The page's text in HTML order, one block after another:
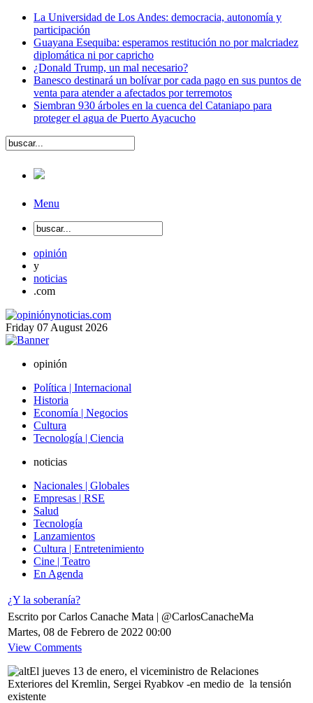
La Universidad de Los Andes: democracia, autonomía y
participación
Guayana Esequiba: esperamos restitución no por malcriadez
diplomática ni por capricho
¿Donald Trump, un mal necesario?
Banesco destinará un bolívar por cada pago en sus puntos de
venta para atender a afectados por terremotos
Siembran 930 árboles en la cuenca del Cataniapo para
proteger el agua de Puerto Ayacucho
Menu
opinión
y
noticias
.com
Friday 07 August 2026
opinión
Política | Internacional
Historia
Economía | Negocios
Cultura
Tecnología | Ciencia
noticias
Nacionales | Globales
Empresas | RSE
Salud
Tecnología
Lanzamientos
Cultura | Entretenimiento
Cine | Teatro
En Agenda
¿Y la soberanía?
Escrito por Carlos Canache Mata | @CarlosCanacheMa
Martes, 08 de Febrero de 2022 00:00
View Comments
El jueves 13 de enero, el viceministro de Relaciones
Exteriores del Kremlin, Sergei Ryabkov -en medio de la tensión
existente